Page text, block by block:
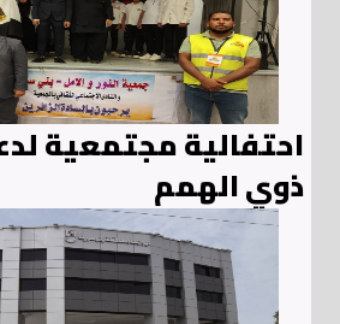
احتفالية مجتمعية
ذوي الهمم